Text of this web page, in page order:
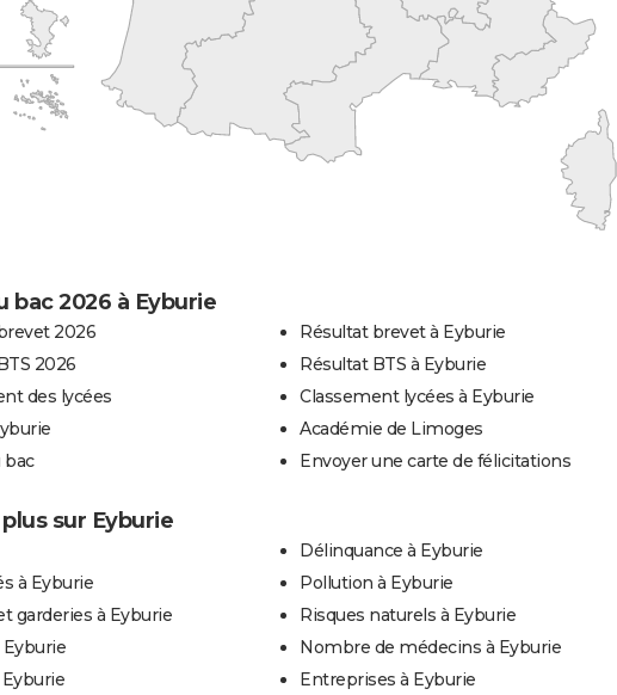
bac 2026 à Eyburie
2026
2026
des lycées
bac
Résultat brevet à Eyburie
Résultat BTS à Eyburie
Classement lycées à Eyburie
Académie de Limoges
Envoyer une carte de félicitations
sur Eyburie
à Eyburie
garderies à Eyburie
Eyburie
Délinquance à Eyburie
Pollution à Eyburie
Risques naturels à Eyburie
Nombre de médecins à Eyburie
Entreprises à Eyburie